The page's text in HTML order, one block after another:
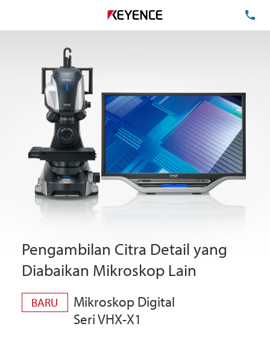
Pengambilan Citra Detail yang
Diabaikan Mikroskop Lain
BARU
Mikroskop Digital
Seri VHX-X1